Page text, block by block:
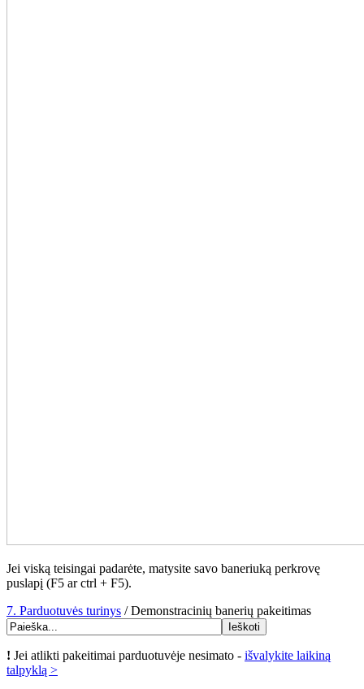
Jei viską teisingai padarėte, matysite savo baneriuką perkrovę
puslapį (F5 ar ctrl + F5).
7. Parduotuvės turinys / Demonstracinių banerių pakeitimas
! Jei atlikti pakeitimai parduotuvėje nesimato - išvalykite laikiną
talpyklą >